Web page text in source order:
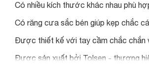
Có nhiều kích thước khác nhau phù
Có răng cưa sắc bén giúp kẹp chắc
Được thiết kế với tay cầm chắc chắn
Được sản xuất bởi Tolsen - thương